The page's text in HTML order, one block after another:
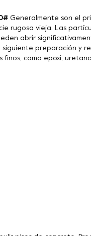
Generalmente son el
rugosa vieja. Las
abrir
preparación y
como epoxi,